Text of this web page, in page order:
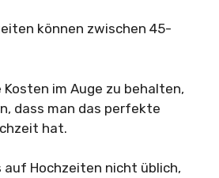
können zwischen 45-
im Auge zu behalten,
dass man das perfekte
hat.
auf Hochzeiten nicht üblich,